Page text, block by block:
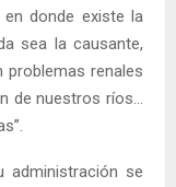
donde existe la
sea la causante,
renales
de nuestros ríos…
administración se